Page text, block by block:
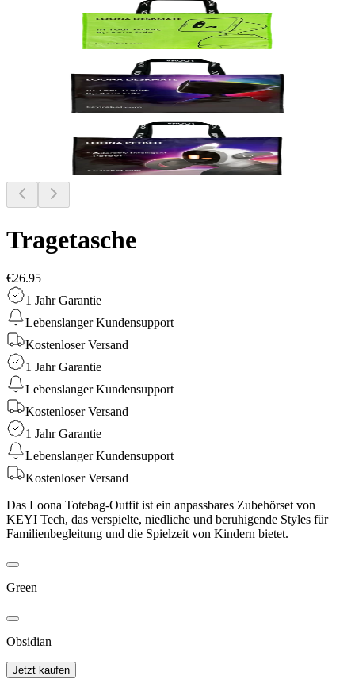
Tragetasche
€26.95
1 Jahr Garantie
Lebenslanger Kundensupport
Kostenloser Versand
1 Jahr Garantie
Lebenslanger Kundensupport
Kostenloser Versand
1 Jahr Garantie
Lebenslanger Kundensupport
Kostenloser Versand
Das Loona Totebag-Outfit ist ein anpassbares Zubehörset von
KEYI Tech, das verspielte, niedliche und beruhigende Styles für
Familienbegleitung und die Spielzeit von Kindern bietet.
Green
Obsidian
Jetzt kaufen